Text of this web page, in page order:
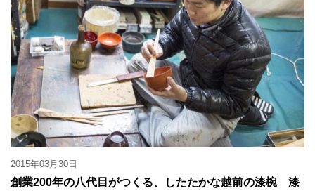
2015年03月30日
創業200年の八代目がつくる、したたかな越前の漆椀 漆